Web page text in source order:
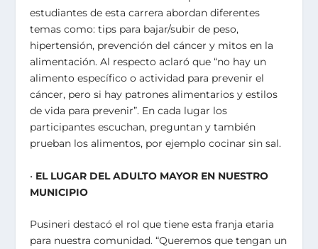
estudiantes de esta carrera abordan diferentes
temas como: tips para bajar/subir de peso,
hipertensión, prevención del cáncer y mitos en la
alimentación. Al respecto aclaró que “no hay un
alimento específico o actividad para prevenir el
cáncer, pero si hay patrones alimentarios y estilos
de vida para prevenir”. En cada lugar los
participantes escuchan, preguntan y también
prueban los alimentos, por ejemplo cocinar sin sal.
• EL LUGAR DEL ADULTO MAYOR EN NUESTRO
MUNICIPIO
Pusineri destacó el rol que tiene esta franja etaria
para nuestra comunidad. “Queremos que tengan un